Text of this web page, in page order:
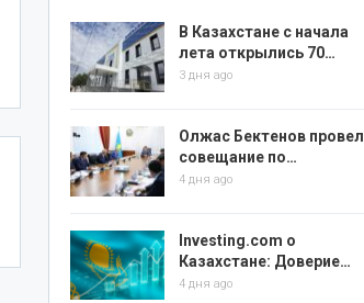
В Казахстане с начала
лета открылись 70…
3 дня ago
Олжас Бектенов провел
совещание по…
4 дня ago
Investing.com о
Казахстане: Доверие…
4 дня ago